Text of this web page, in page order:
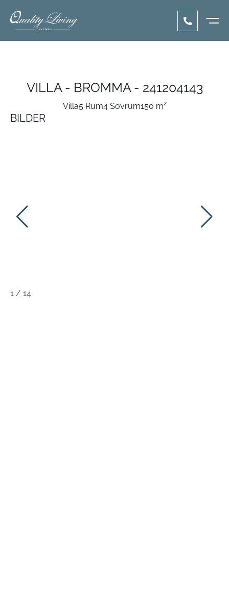
VILLA - BROMMA - 241204143
Villa5 Rum4 Sovrum150 m²
BILDER
1 / 14